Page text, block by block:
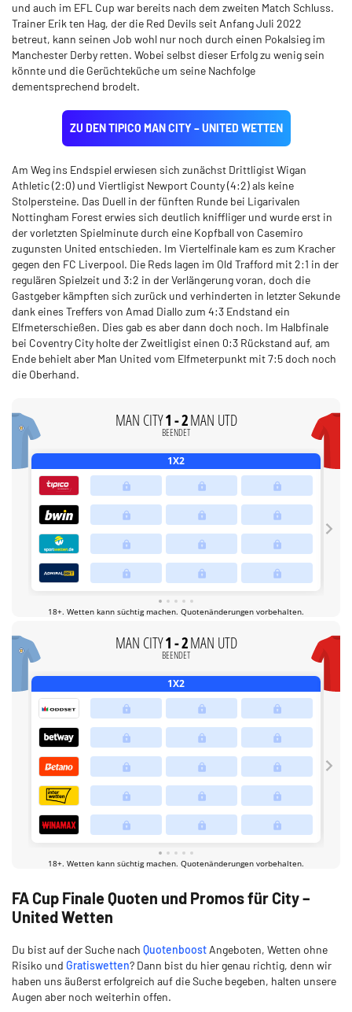
und auch im EFL Cup war bereits nach dem zweiten Match Schluss.
Trainer Erik ten Hag, der die Red Devils seit Anfang Juli 2022
betreut, kann seinen Job wohl nur noch durch einen Pokalsieg im
Manchester Derby retten. Wobei selbst dieser Erfolg zu wenig sein
könnte und die Gerüchteküche um seine Nachfolge
dementsprechend brodelt.
ZU DEN TIPICO MAN CITY – UNITED WETTEN
Am Weg ins Endspiel erwiesen sich zunächst Drittligist Wigan
Athletic (2:0) und Viertligist Newport County (4:2) als keine
Stolpersteine. Das Duell in der fünften Runde bei Ligarivalen
Nottingham Forest erwies sich deutlich kniffliger und wurde erst in
der vorletzten Spielminute durch eine Kopfball von Casemiro
zugunsten United entschieden. Im Viertelfinale kam es zum Kracher
gegen den FC Liverpool. Die Reds lagen im Old Trafford mit 2:1 in der
regulären Spielzeit und 3:2 in der Verlängerung voran, doch die
Gastgeber kämpften sich zurück und verhinderten in letzter Sekunde
dank eines Treffers von Amad Diallo zum 4:3 Endstand ein
Elfmeterschießen. Dies gab es aber dann doch noch. Im Halbfinale
bei Coventry City holte der Zweitligist einen 0:3 Rückstand auf, am
Ende behielt aber Man United vom Elfmeterpunkt mit 7:5 doch noch
die Oberhand.
FA Cup Finale Quoten und Promos für City –
United Wetten
Du bist auf der Suche nach Quotenboost Angeboten, Wetten ohne
Risiko und Gratiswetten? Dann bist du hier genau richtig, denn wir
haben uns äußerst erfolgreich auf die Suche begeben, halten unsere
Augen aber noch weiterhin offen.